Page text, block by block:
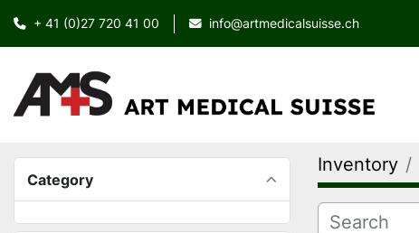
+ 41 (0)27 720 41 00 info@artmedicalsuisse.ch
Category
Inventory